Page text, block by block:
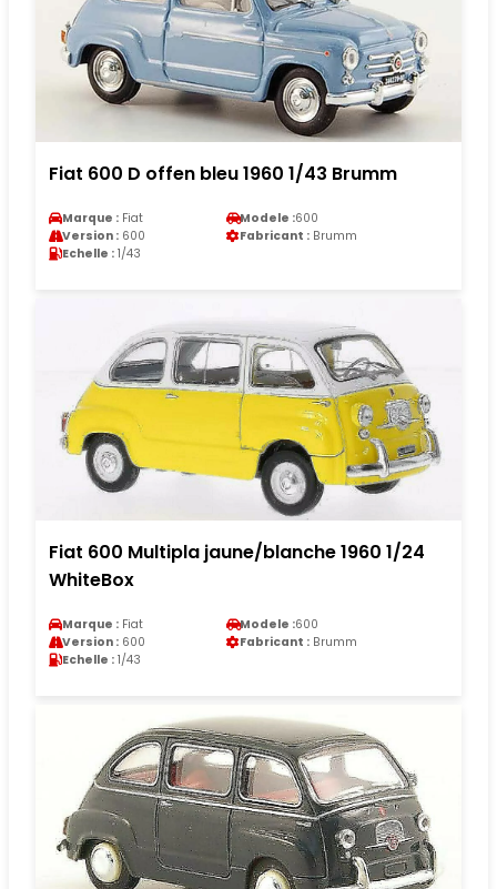
Fiat 600 D offen bleu 1960 1/43 Brumm
Marque : Fiat Modele :600
Version : 600 Fabricant : Brumm
Echelle : 1/43
Fiat 600 Multipla jaune/blanche 1960 1/24
WhiteBox
Marque : Fiat Modele :600
Version : 600 Fabricant : Brumm
Echelle : 1/43